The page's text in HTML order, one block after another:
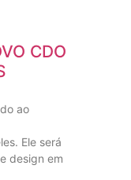
CDO
ao
Ele será
design em